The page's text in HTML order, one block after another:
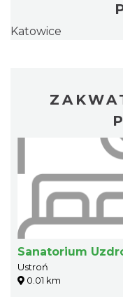
Katowice
Sanatorium
Ustroń
0.01 km